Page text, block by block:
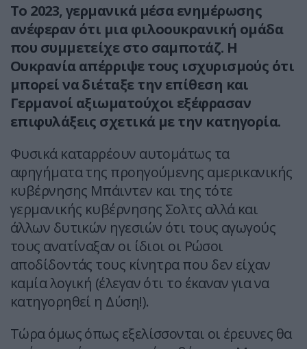
Το 2023, γερμανικά μέσα ενημέρωσης
ανέφεραν ότι μια φιλοουκρανική ομάδα
που συμμετείχε στο σαμποτάζ. Η
Ουκρανία απέρριψε τους ισχυρισμούς ότι
μπορεί να διέταξε την επίθεση και
Γερμανοί αξιωματούχοι εξέφρασαν
επιφυλάξεις σχετικά με την κατηγορία.
Φυσικά καταρρέουν αυτομάτως τα
αφηγήματα της προηγούμενης αμερικανικής
κυβέρνησης Μπάιντεν και της τότε
γερμανικής κυβέρνησης Σολτς αλλά και
άλλων δυτικών ηγεσιών ότι τους αγωγούς
τους ανατίναξαν οι ίδιοι οι Ρώσοι
αποδίδοντάς τους κίνητρα που δεν είχαν
καμία λογική (έλεγαν ότι το έκαναν για να
κατηγορηθεί η Δύση!).
Τώρα όμως όπως εξελίσσονται οι έρευνες θα